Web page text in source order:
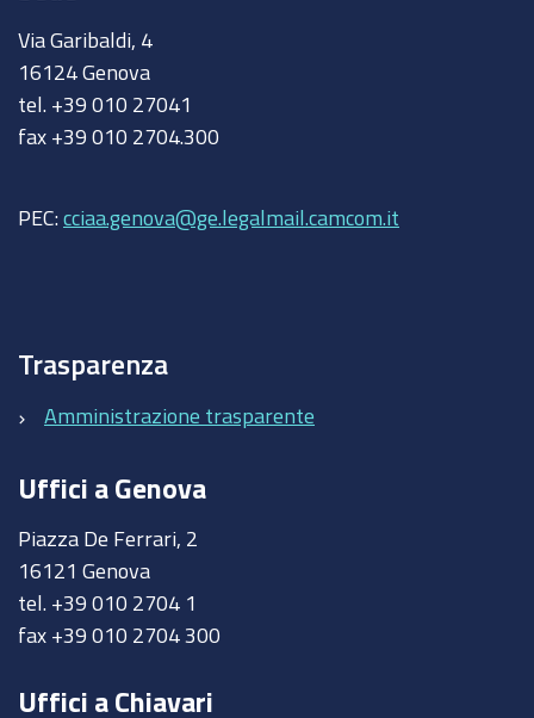
Via Garibaldi, 4
16124 Genova
tel. +39 010 27041
fax +39 010 2704.300
PEC: cciaa.genova@ge.legalmail.camcom.it
Trasparenza
Amministrazione trasparente
Uffici a Genova
Piazza De Ferrari, 2
16121 Genova
tel. +39 010 2704 1
fax +39 010 2704 300
Uffici a Chiavari